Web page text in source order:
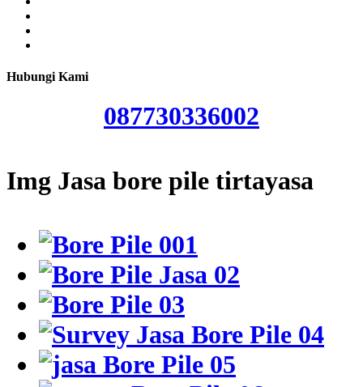
Hubungi Kami
087730336002
Img Jasa bore pile tirtayasa